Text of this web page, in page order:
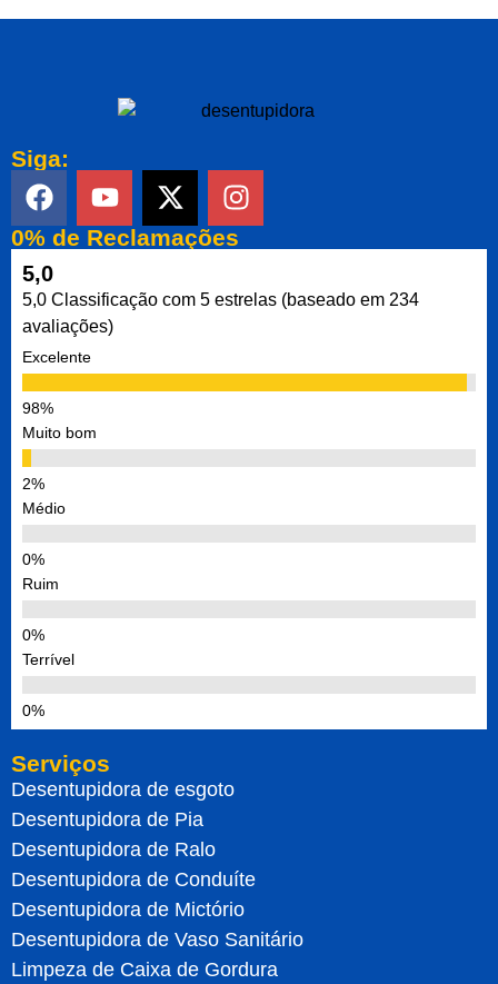
Siga:
0% de Reclamações
5,0
5,0 Classificação com 5 estrelas (baseado em 234
avaliações)
Excelente
Muito bom
Médio
Ruim
Terrível
Serviços
Desentupidora de esgoto
Desentupidora de Pia
Desentupidora de Ralo
Desentupidora de Conduíte
Desentupidora de Mictório
Desentupidora de Vaso Sanitário
Limpeza de Caixa de Gordura